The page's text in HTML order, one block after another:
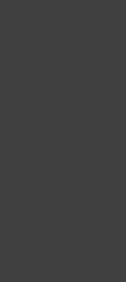
sont confiées des
dans
...